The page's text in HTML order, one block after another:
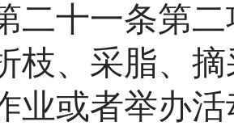
二十一条第
枝、采脂、
业或者举办